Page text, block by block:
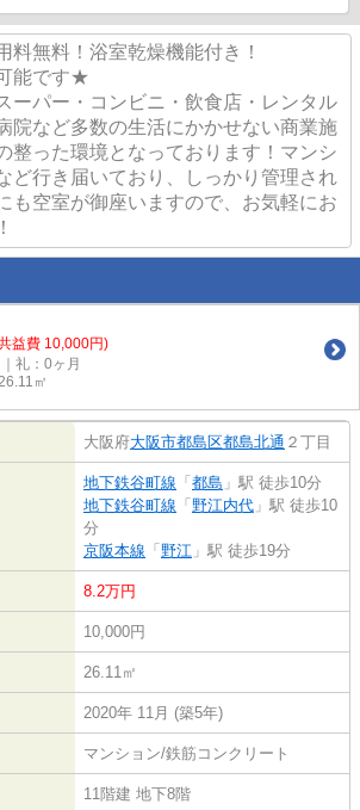
料無料！浴室乾燥機能付き！
能です★
ーパー・コンビニ・飲食店・レンタル
院など多数の生活にかかせない商業施
整った環境となっております！マンシ
ど行き届いており、しっかり管理され
も空室が御座いますので、お気軽にお
益費 10,000円)
礼：0ヶ月
㎡
大阪府大阪市都島区都島北通 ２丁目
地下鉄谷町線 「 都島 」駅 徒歩10分
地下鉄谷町線 「 野江内代 」駅 徒歩10
分
京阪本線 「 野江 」駅 徒歩19分
8.2万円
10,000円
26.11㎡
2020年 11月 (築5年)
マンション/鉄筋コンクリート
11階建 地下8階